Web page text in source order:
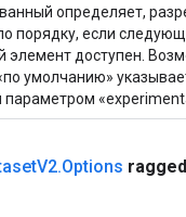
определяет,
порядку, если
элемент доступен.
умолчанию»
параметром
V2.Options ragged